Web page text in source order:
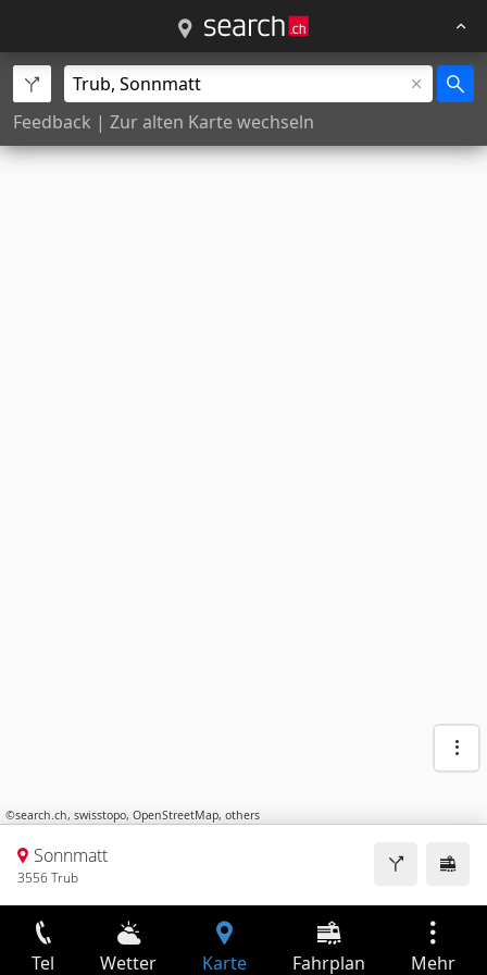
Feedback | Zur alten Karte wechseln
©search.ch, swisstopo, OpenStreetMap, others
Sonnmatt
3556 Trub
Tel Wetter Karte Fahrplan Mehr